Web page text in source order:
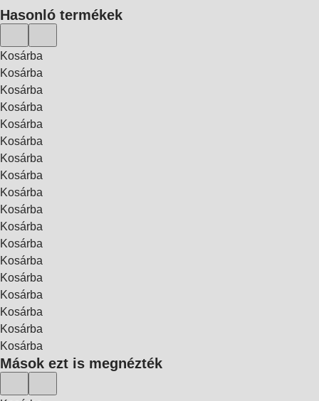
Hasonló termékek
Kosárba
Kosárba
Kosárba
Kosárba
Kosárba
Kosárba
Kosárba
Kosárba
Kosárba
Kosárba
Kosárba
Kosárba
Kosárba
Kosárba
Kosárba
Kosárba
Kosárba
Kosárba
Mások ezt is megnézték